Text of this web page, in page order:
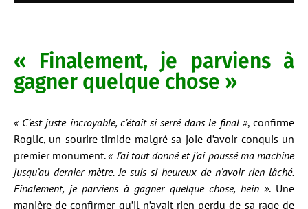
« Finalement, je parviens à
gagner quelque chose »
« C’est juste incroyable, c’était si serré dans le final », confirme
Roglic, un sourire timide malgré sa joie d’avoir conquis un
premier monument.« J’ai tout donné et j’ai poussé ma machine
jusqu’au dernier mètre. Je suis si heureux de n’avoir rien lâché.
Finalement, je parviens à gagner quelque chose, hein ». Une
manière de confirmer qu’il n’avait rien perdu de sa rage de